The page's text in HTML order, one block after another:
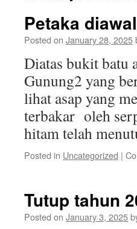
Petaka
Posted on January 28, 2025
Diatas bukit batu
Gunung2 yang
lihat asap yang
terbakar oleh
hitam telah
Posted in Uncategorized |
Tutup tahun
Posted on January 3, 2025